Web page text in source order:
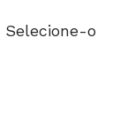
Selecione-o